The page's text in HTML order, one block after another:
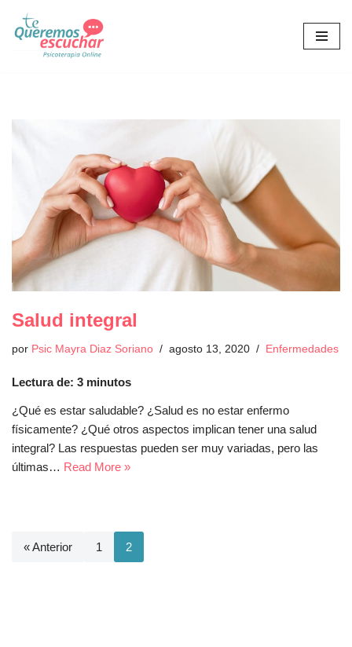
Saltar
Salud integral
por Psic Mayra Diaz Soriano agosto 13, 2020 Enfermedades
Lectura de: 3 minutos
¿Qué es estar saludable? ¿Salud es no estar enfermo
físicamente? ¿Qué otros aspectos implican tener una salud
integral? Las respuestas pueden ser muy variadas, pero las
últimas… Read More »
« Anterior 1 2